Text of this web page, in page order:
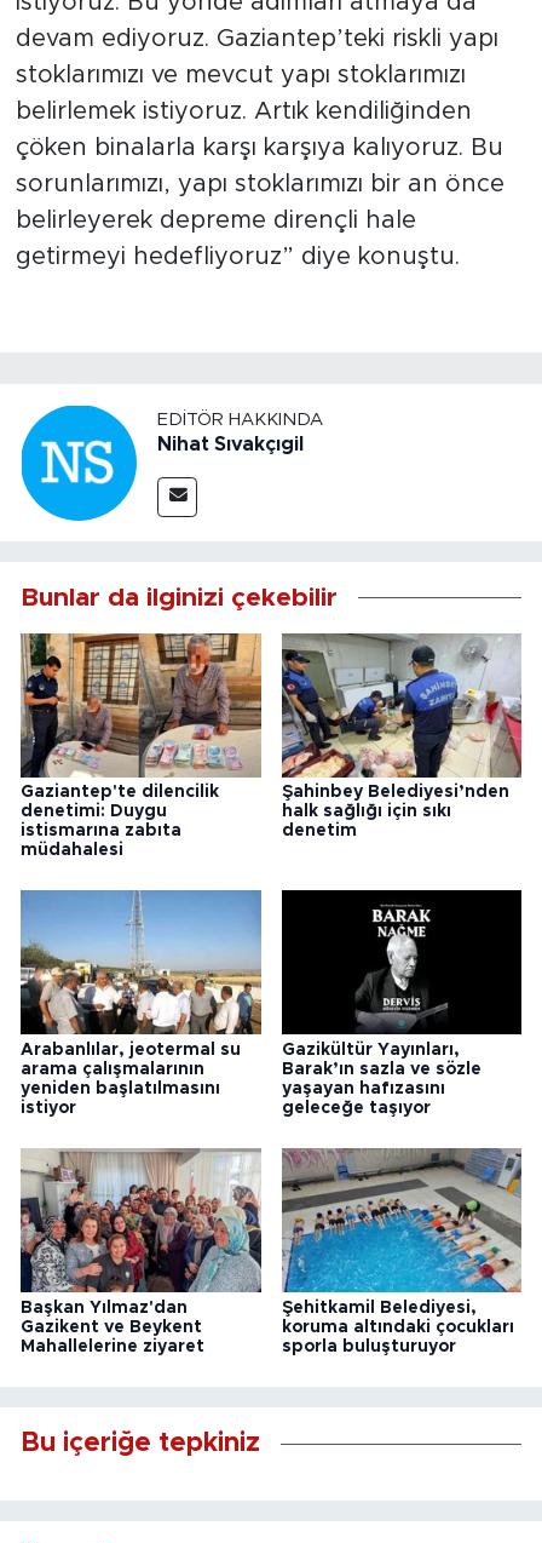
devam ediyoruz. Gaziantep’teki riskli yapı
stoklarımızı ve mevcut yapı stoklarımızı
belirlemek istiyoruz. Artık kendiliğinden
çöken binalarla karşı karşıya kalıyoruz. Bu
sorunlarımızı, yapı stoklarımızı bir an önce
belirleyerek depreme dirençli hale
getirmeyi hedefliyoruz” diye konuştu.
EDITÖR HAKKINDA
Nihat Sıvakçıgil
Bunlar da ilginizi çekebilir
Gaziantep'te dilencilik
denetimi: Duygu
istismarına zabıta
müdahalesi
Şahinbey Belediyesi’nden
halk sağlığı için sıkı
denetim
Arabanlılar, jeotermal su
arama çalışmalarının
yeniden başlatılmasını
istiyor
Gazikültür Yayınları,
Barak’ın sazla ve sözle
yaşayan hafızasını
geleceğe taşıyor
Başkan Yılmaz'dan
Gazikent ve Beykent
Mahallelerine ziyaret
Şehitkamil Belediyesi,
koruma altındaki çocukları
sporla buluşturuyor
Bu içeriğe tepkiniz